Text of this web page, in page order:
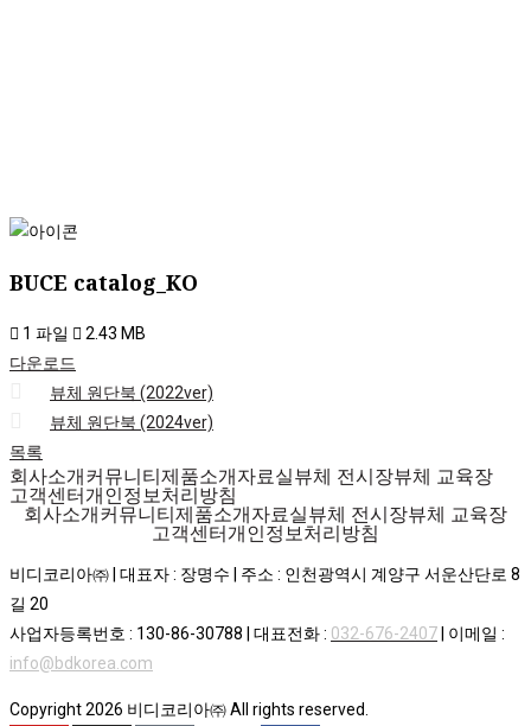
BUCE catalog_KO
1 파일
2.43 MB
다운로드
뷰체 원단북 (2022ver)
뷰체 원단북 (2024ver)
목록
회사소개커뮤니티제품소개자료실뷰체 전시장뷰체 교육장
고객센터개인정보처리방침
회사소개커뮤니티제품소개자료실뷰체 전시장뷰체 교육장
고객센터개인정보처리방침
비디코리아㈜ | 대표자 : 장명수 | 주소 : 인천광역시 계양구 서운산단로 8
길 20
사업자등록번호 : 130-86-30788 | 대표전화 : 032-676-2407| 이메일 :
info@bdkorea.com
Copyright 2026 비디코리아㈜ All rights reserved.